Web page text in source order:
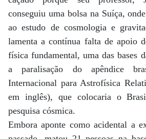
conseguiu uma bolsa na Suíça,
ao estudo de cosmologia e
lamenta a contínua falta de apoio
física fundamental, uma das bases
a paralisação do apêndice
Internacional para Astrofísica
em inglês), que colocaria o
pesquisa cósmica.
Embora aponte como acidental a